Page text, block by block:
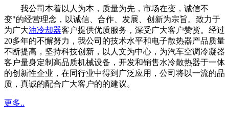
我公司本着以人为本，质量为先，市场在变，诚信不
变"的经营理念，以诚信、合作、发展、创新为宗旨。致力于
为广大油冷却器客户提供优质服务，深受广大客户赞赏。经过
20多年的不懈努力，我公司的技术水平和电子散热器产品质量
不断提高，坚持科技创新，以人文为中心，为汽车空调冷凝器
客户量身定制高品质机械设备，开发和销售水冷散热器于一体
的创新性企业，在同行业中得到广泛应用，公司将以一流的品
质，真诚的配合广大客户的的建议。
更多..